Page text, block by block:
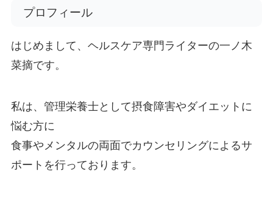
プロフィール
はじめまして、ヘルスケア専門ライターの一ノ木
菜摘です。
私は、管理栄養士として摂食障害やダイエットに
悩む方に
食事やメンタルの両面でカウンセリングによるサ
ポートを行っております。